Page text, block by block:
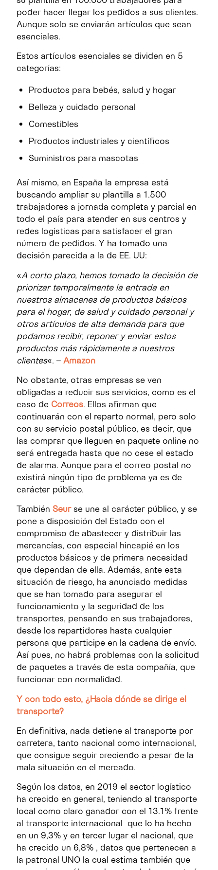
poder hacer llegar los pedidos a sus clientes.
Aunque solo se enviarán artículos que sean
esenciales.
Estos artículos esenciales se dividen en 5
categorías:
Productos para bebés, salud y hogar
Belleza y cuidado personal
Comestibles
Productos industriales y científicos
Suministros para mascotas
Así mismo, en España la empresa está
buscando ampliar su plantilla a 1.500
trabajadores a jornada completa y parcial en
todo el país para atender en sus centros y
redes logísticas para satisfacer el gran
número de pedidos. Y ha tomado una
decisión parecida a la de EE. UU:
«A corto plazo, hemos tomado la decisión de
priorizar temporalmente la entrada en
nuestros almacenes de productos básicos
para el hogar, de salud y cuidado personal y
otros artículos de alta demanda para que
podamos recibir, reponer y enviar estos
productos más rápidamente a nuestros
clientes«. – Amazon
No obstante, otras empresas se ven
obligadas a reducir sus servicios, como es el
caso de Correos. Ellos afirman que
continuarán con el reparto normal, pero solo
con su servicio postal público, es decir, que
las comprar que lleguen en paquete online no
será entregada hasta que no cese el estado
de alarma. Aunque para el correo postal no
existirá ningún tipo de problema ya es de
carácter público.
También Seur se une al carácter público, y se
pone a disposición del Estado con el
compromiso de abastecer y distribuir las
mercancías, con especial hincapié en los
productos básicos y de primera necesidad
que dependan de ella. Además, ante esta
situación de riesgo, ha anunciado medidas
que se han tomado para asegurar el
funcionamiento y la seguridad de los
transportes, pensando en sus trabajadores,
desde los repartidores hasta cualquier
persona que participe en la cadena de envío.
Así pues, no habrá problemas con la solicitud
de paquetes a través de esta compañía, que
funcionar con normalidad.
Y con todo esto, ¿Hacia dónde se dirige el
transporte?
En definitiva, nada detiene al transporte por
carretera, tanto nacional como internacional,
que consigue seguir creciendo a pesar de la
mala situación en el mercado.
Según los datos, en 2019 el sector logístico
ha crecido en general, teniendo al transporte
local como claro ganador con el 13.1% frente
al transporte internacional que lo ha hecho
en un 9,3% y en tercer lugar el nacional, que
ha crecido un 6,8% , datos que pertenecen a
la patronal UNO la cual estima también que